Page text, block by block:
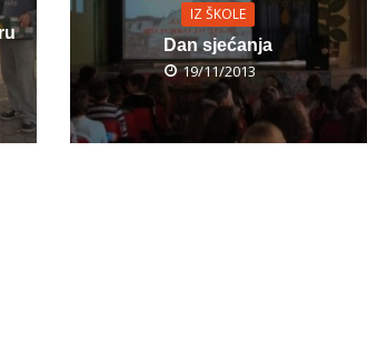
IZ ŠKOLE
Dan sjećanja
19/11/2013